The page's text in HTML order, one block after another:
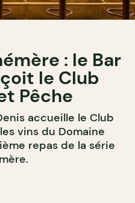
: le Bar
le Club
Pêche
accueille le Club
vins du Domaine
repas de la série